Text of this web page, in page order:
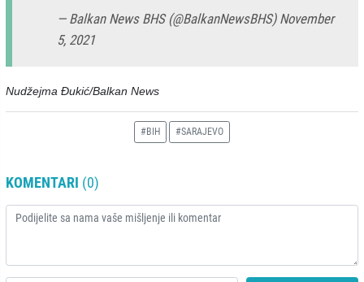
— Balkan News BHS (@BalkanNewsBHS) November
5, 2021
Nudžejma Đukić/Balkan News
#BIH #SARAJEVO
KOMENTARI (0)